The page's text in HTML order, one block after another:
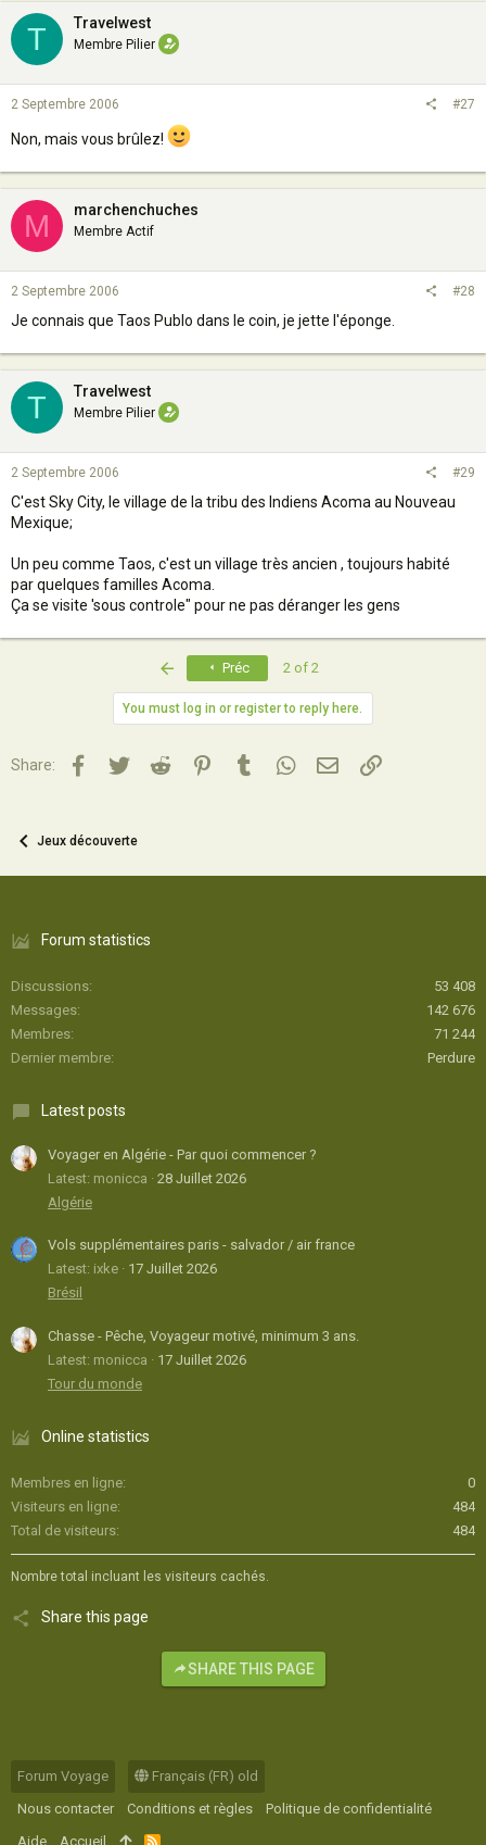
T Travelwest
Membre Pilier
2 Septembre 2006 #27
Non, mais vous brûlez!
M marchenchuches
Membre Actif
2 Septembre 2006 #28
Je connais que Taos Publo dans le coin, je jette l'éponge.
T Travelwest
Membre Pilier
2 Septembre 2006 #29
C'est Sky City, le village de la tribu des Indiens Acoma au Nouveau
Mexique;
Un peu comme Taos, c'est un village très ancien , toujours habité
par quelques familles Acoma.
Ça se visite 'sous controle" pour ne pas déranger les gens
Préc 2 of 2
You must log in or register to reply here.
Share: Facebook
TwitterReddit PinterestTumblrWhatsApp
Email Lien
Jeux découverte
Forum statistics
Discussions
53 408
Messages
142 676
Membres
71 244
Dernier membre
Perdure
Latest posts
Voyager en Algérie - Par quoi commencer ?
Latest: monicca
28 Juillet 2026
Algérie
Vols supplémentaires paris - salvador / air france
Latest: ixke
17 Juillet 2026
Brésil
Chasse - Pêche, Voyageur motivé, minimum 3 ans.
Latest: monicca
17 Juillet 2026
Tour du monde
Online statistics
Membres en ligne
0
Visiteurs en ligne
484
Total de visiteurs
484
Nombre total incluant les visiteurs cachés.
Share this page
SHARE THIS PAGE
Forum Voyage
Français (FR) old
Nous contacter
Conditions et règles
Politique de confidentialité
Aide
Accueil R